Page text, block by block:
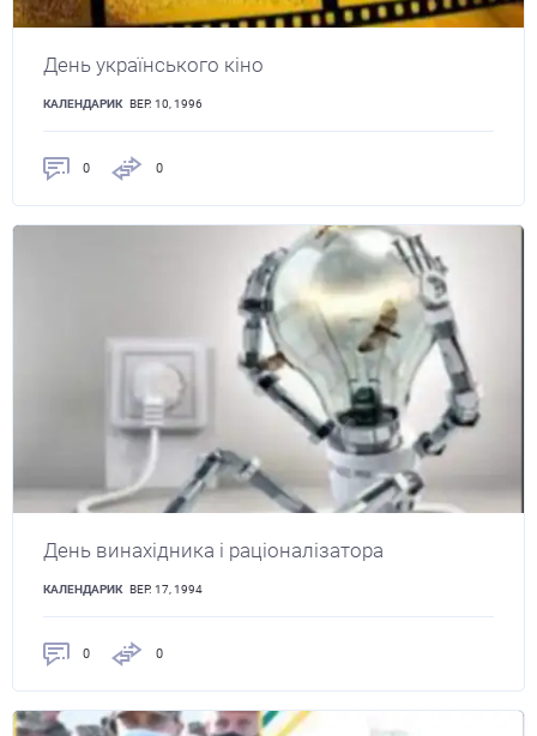
День українського кіно
КАЛЕНДАРИК ВЕР. 10, 1996
0 0
День винахідника і раціоналізатора
КАЛЕНДАРИК ВЕР. 17, 1994
0 0